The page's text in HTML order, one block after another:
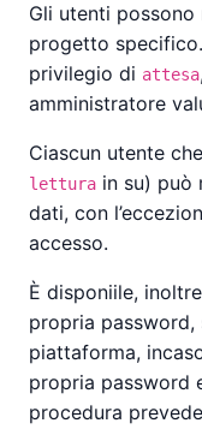
Gli utenti
progetto
privilegio di attesa
amministratore
Ciascun utente
lettura in su) può
dati, con
accesso.
È disponiile,
propria password,
piattaforma,
propria password
procedura